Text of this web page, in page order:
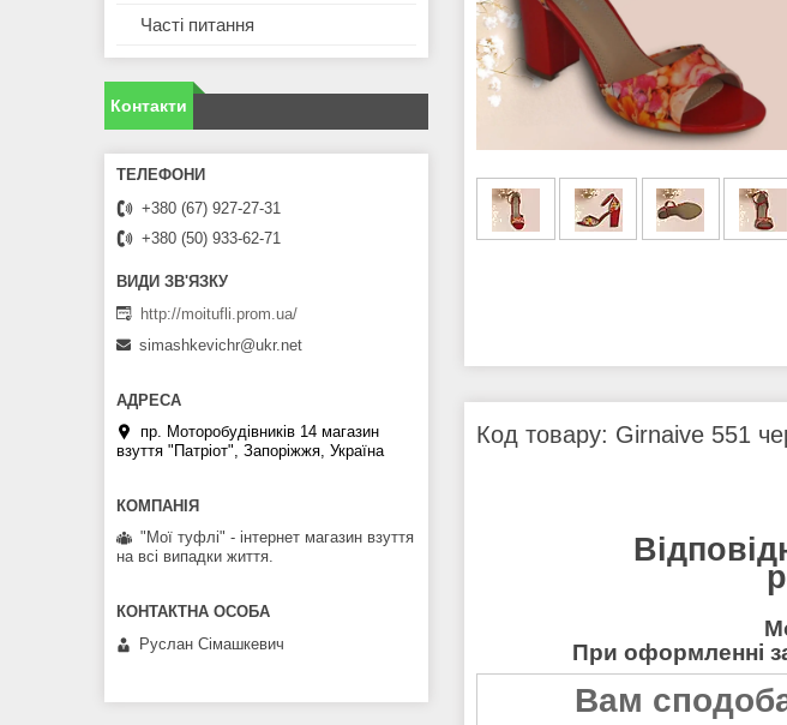
Код товару: Girnaive 551
При оформленні
Вам
Часті питання
Контакти
+380 (67) 927-27-31
+380 (50) 933-62-71
http://moitufli.prom.ua/
simashkevichr@ukr.net
пр. Моторобудівників 14 магазин
взуття "Патріот", Запоріжжя, Україна
"Мої туфлі" - інтернет магазин взуття
на всі випадки життя.
Руслан Сімашкевич